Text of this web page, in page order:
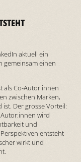
aktuell ein
gemeinsam einen
als Co-Autor:innen
zwischen Marken,
Der grosse Vorteil:
wird
und
entsteht
wirkt und